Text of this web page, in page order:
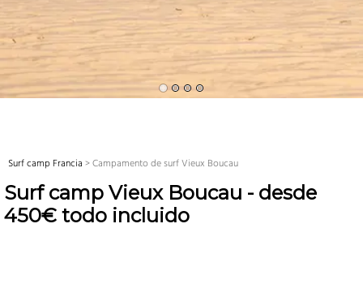
Surf camp Francia >Campamento de surf Vieux Boucau
Surf camp Vieux Boucau - desde
450€ todo incluido